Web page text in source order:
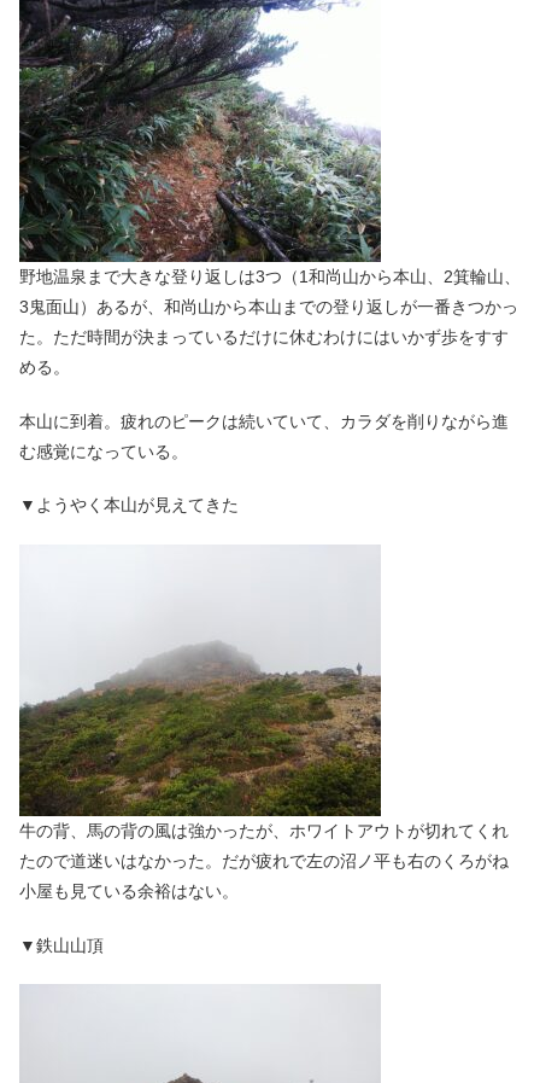
野地温泉まで大きな登り返しは3つ（1和尚山から本山、2箕輪山、
3鬼面山）あるが、和尚山から本山までの登り返しが一番きつかっ
た。ただ時間が決まっているだけに休むわけにはいかず歩をすす
める。
本山に到着。疲れのピークは続いていて、カラダを削りながら進
む感覚になっている。
▼ようやく本山が見えてきた
牛の背、馬の背の風は強かったが、ホワイトアウトが切れてくれ
たので道迷いはなかった。だが疲れで左の沼ノ平も右のくろがね
小屋も見ている余裕はない。
▼鉄山山頂